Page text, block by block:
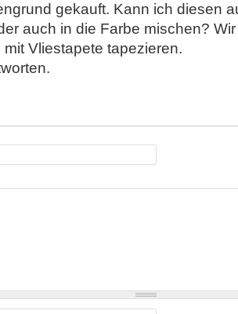
gekauft. Kann ich diesen
auch in die Farbe mischen?
Vliestapete tapezieren.